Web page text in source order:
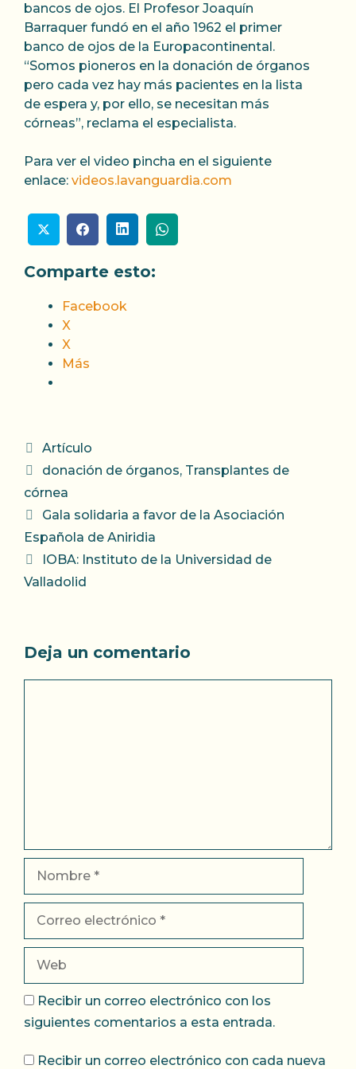
bancos de ojos. El Profesor Joaquín
Barraquer fundó en el año 1962 el primer
banco de ojos de la Europacontinental.
“Somos pioneros en la donación de órganos
pero cada vez hay más pacientes en la lista
de espera y, por ello, se necesitan más
córneas”, reclama el especialista.
Para ver el video pincha en el siguiente
enlace: videos.lavanguardia.com
Comparte esto:
Facebook
X
X
Más
Categorías
Artículo
Etiquetas
donación de órganos, Transplantes de
córnea
Gala solidaria a favor de la Asociación
Española de Aniridia
IOBA: Instituto de la Universidad de
Valladolid
Deja un comentario
electrónico
Recibir un correo electrónico con los
siguientes comentarios a esta entrada.
Recibir un correo electrónico con cada nueva